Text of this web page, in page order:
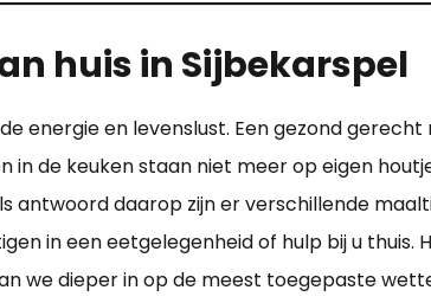
huis in Sijbekarspel
energie en levenslust. Een gezond
in de keuken staan niet meer op eigen
antwoord daarop zijn er verschillende
in een eetgelegenheid of hulp bij u thuis.
we dieper in op de meest toegepaste